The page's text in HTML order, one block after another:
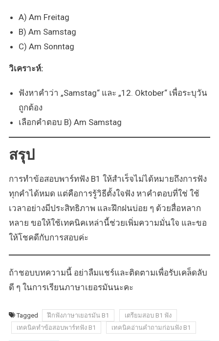
A) Am Freitag
B) Am Samstag
C) Am Sonntag
วิเคราะห์:
ฟังหาคำว่า „Samstag“ และ „12. Oktober“ เพื่อระบุวัน
ถูกต้อง
เลือกคำตอบ B) Am Samstag
สรุป
การทำข้อสอบพาร์ทฟัง B1 ให้สำเร็จไม่ได้หมายถึงการฟัง
ทุกคำได้หมด แต่คือการรู้วิธีตั้งใจฟัง หาคำตอบที่ใช่ ใช้
เวลาอย่างมีประสิทธิภาพ และฝึกฝนบ่อย ๆ ด้วยสื่อหลาก
หลาย ขอให้ใช้เทคนิคเหล่านี้ช่วยเพิ่มความมั่นใจ และขอ
ให้โชคดีกับการสอบค่ะ
ถ้าชอบบทความนี้ อย่าลืมแชร์และติดตามเพื่อรับเคล็ดลับ
ดี ๆ ในการเรียนภาษาเยอรมันนะคะ
Tagged ฝึกฟังภาษาเยอรมัน B1
เตรียมสอบ B1 ฟัง
เทคนิคทำข้อสอบพาร์ทฟัง B1
เทคนิคอ่านคำถามก่อนฟัง B1